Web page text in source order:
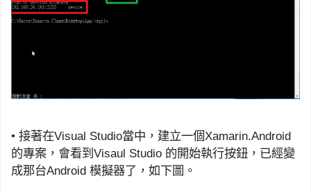
• 接著在Visual Studio當中，建立一個Xamarin.Android
的專案，會看到 Visaul Studio 的開始執行按鈕，已經變
成那台Android 模擬器了， 如下圖。